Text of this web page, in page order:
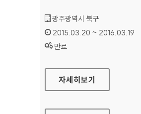
기관명 :
광주광역시 북구
인증기간 :
2015.03.20 ~ 2016.03.19
상태 :
만료
광주광역시 북구 홈페이지
자세히보기